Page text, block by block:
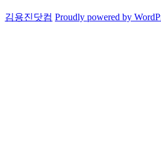
김용진닷컴 Proudly powered by